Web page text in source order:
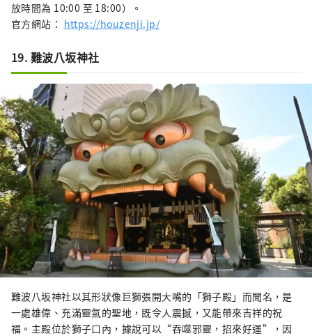
放時間為 10:00 至 18:00）。
官方網站： https://houzenji.jp/
19. 難波八坂神社
難波八坂神社以其形狀像巨獅張開大嘴的「獅子殿」而聞名，是
一處雄偉、充滿靈氣的聖地，既令人震撼，又能帶來吉祥的祝
福。主殿位於獅子口內，據說可以“吞噬邪靈，招來好運”，因